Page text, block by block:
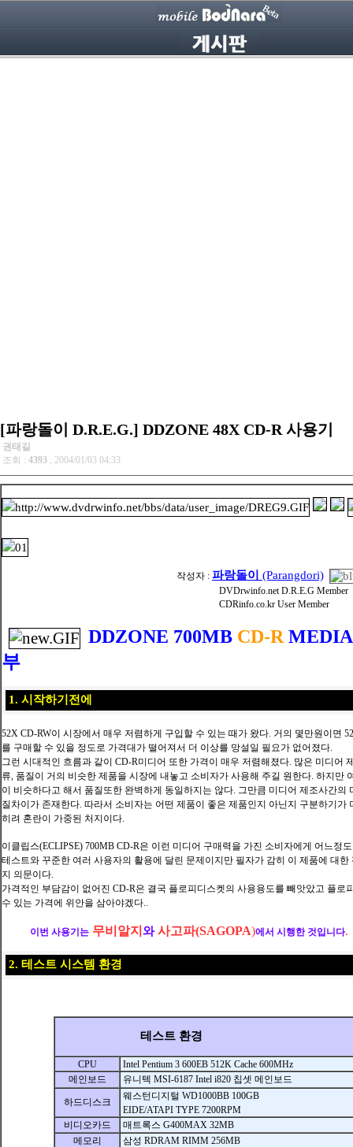
[파랑돌이 D.R.E.G.] DDZONE 48X CD-R 사용기
권태길
조회 : 4393 , 2004/01/03 04:33
작성자 : 파랑돌이 (Parangdori)
DVDrwinfo.net D.R.E.G Member
CDRinfo.co.kr User Member
DDZONE 700MB CD-R
부
1. 시작하기전에
52X CD-RW이 시장에서 매우 저렴하게 구입할 수 있는 때가 왔다. 거의 몇만원이면
를 구매할 수 있을 정도로 가격대가 떨어져서 더 이상를 망설일 필요가 없어졌다.
그런 시대적인 흐름과 같이 CD-R미디어 또한 가격이 매우 저렴해졌다. 많은 미디어
류, 품질이 거의 비슷한 제품을 시장에 내놓고 소비자가 사용해 주길 원한다. 하지만
이 비슷하다고 해서 품질또한 완벽하게 동일하지는 않다. 그만큼 미디어 제조사간의
질차이가 존재한다. 따라서 소비자는 어떤 제품이 좋은 제품인지 아닌지 구분하기가
히려 혼란이 가중된 처지이다.
이클립스(ECLIPSE) 700MB CD-R은 이런 미디어 구매력을 가진 소비자에게 어느정
테스트와 꾸준한 여러 사용자의 활용에 달린 문제이지만 필자가 감히 이 제품에 대한
지 의문이다.
가격적인 부담감이 없어진 CD-R은 결국 플로피디스켓의 사용용도를 빼앗았고 플로
수 있는 가격에 위안을 삼아야겠다..
이번 사용기는 무비알지 와 사고파(SAGOPA)에서 시행한 것입니다.
2. 테스트 시스템 환경
테스트 환경
CPU
Intel Pentium 3 600EB 512K Cache 600MHz
메인보드
유니텍 MSI-6187 Intel i820 칩셋 메인보드
하드디스크
웨스턴디지털 WD1000BB 100GB
EIDE/ATAPI TYPE 7200RPM
비디오카드
매트록스 G400MAX 32MB
메모리
삼성 RDRAM RIMM 256MB